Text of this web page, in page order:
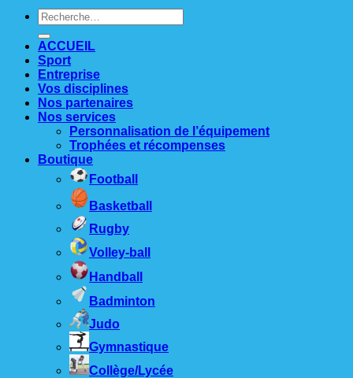
Recherche
pour :
ACCUEIL
Sport
Entreprise
Vos disciplines
Nos partenaires
Nos services
Personnalisation de l’équipement
Trophées et récompenses
Boutique
Football
Basketball
Rugby
Volley-ball
Handball
Badminton
Judo
Gymnastique
Collège/Lycée